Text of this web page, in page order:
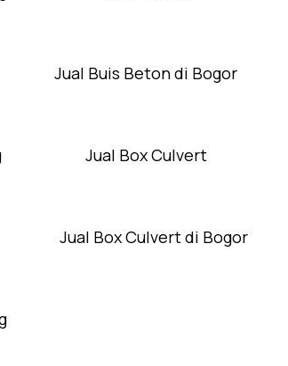
Jual Buis Beton di Bogor
Jual Box Culvert
Jual Box Culvert di Bogor